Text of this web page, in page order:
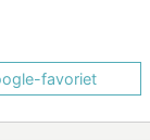
favoriet